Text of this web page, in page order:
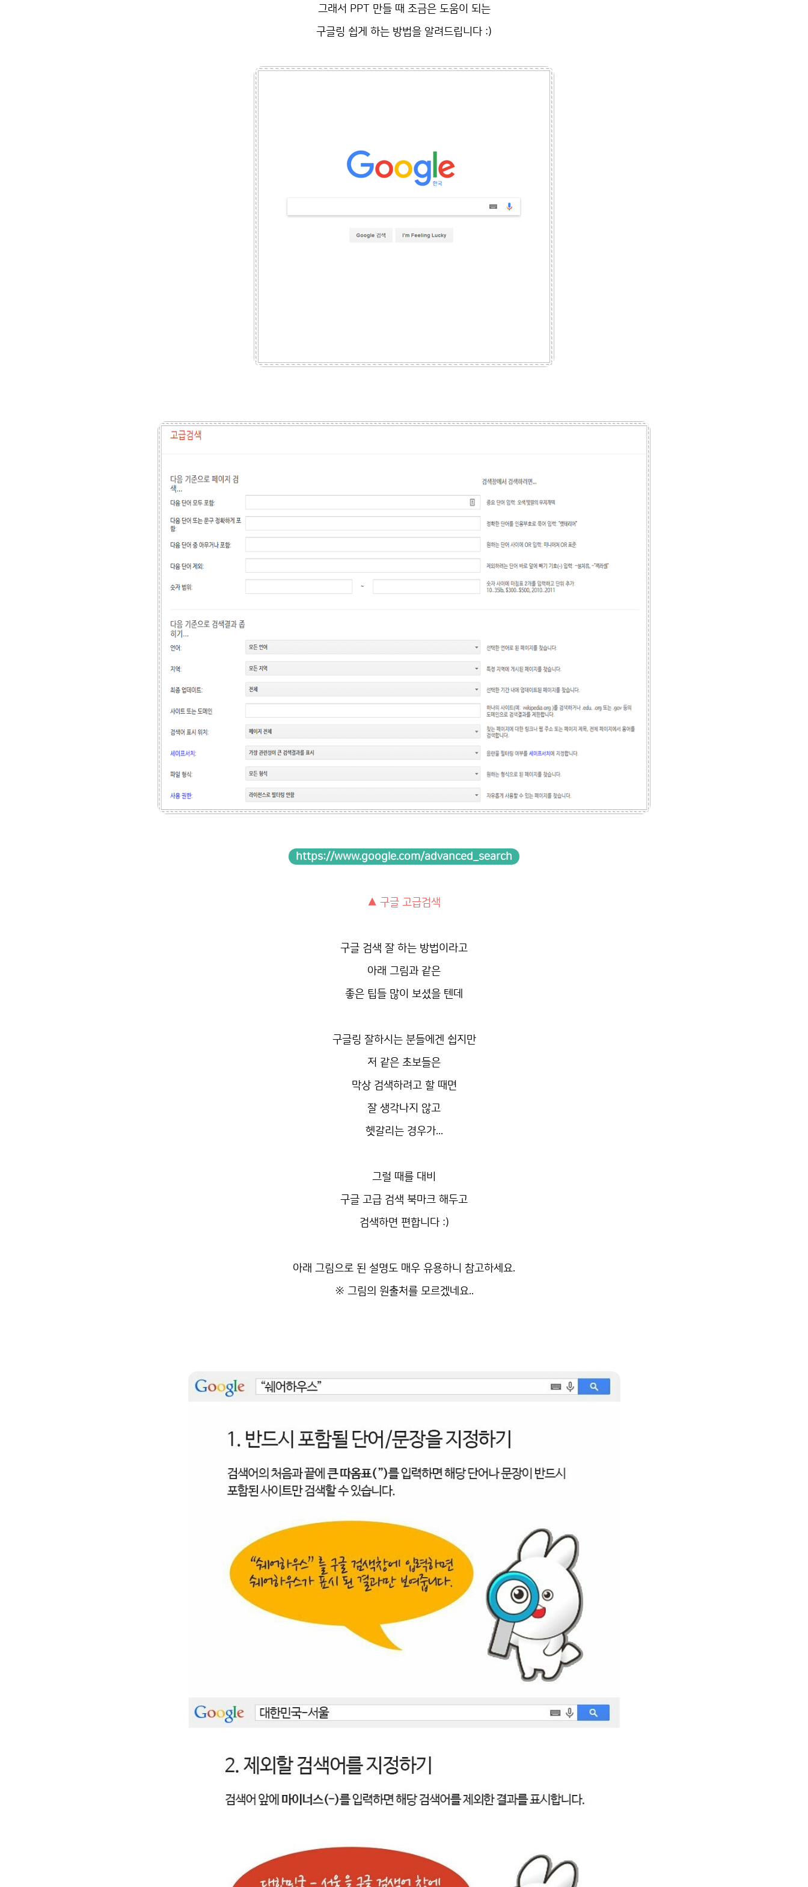
그래서 PPT 만들 때 조금은 도움이 되는
구글링 쉽게 하는 방법을 알려드립니다 :)
https://www.google.com/advanced_search
▲ 구글 고급검색
구글 검색 잘 하는 방법이라고
아래 그림과 같은
좋은 팁들 많이 보셨을 텐데
구글링 잘하시는 분들에겐 쉽지만
저 같은 초보들은
막상 검색하려고 할 때면
잘 생각나지 않고
헷갈리는 경우가...
그럴 때를 대비
구글 고급 검색 북마크 해두고
검색하면 편합니다 :)
아래 그림으로 된 설명도 매우 유용하니 참고하세요.
※ 그림의 원출처를 모르겠네요..